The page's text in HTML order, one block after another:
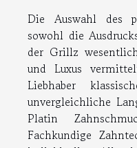
Die Auswahl des
sowohl die
der Grillz
und Luxus
Liebhaber
unvergleichliche
Platin
Fachkundige